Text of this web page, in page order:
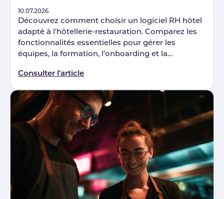
Published
10.07.2026
Découvrez comment choisir un logiciel RH hôtel
adapté à l'hôtellerie-restauration. Comparez les
fonctionnalités essentielles pour gérer les
équipes, la formation, l'onboarding et la
Consulter l'article